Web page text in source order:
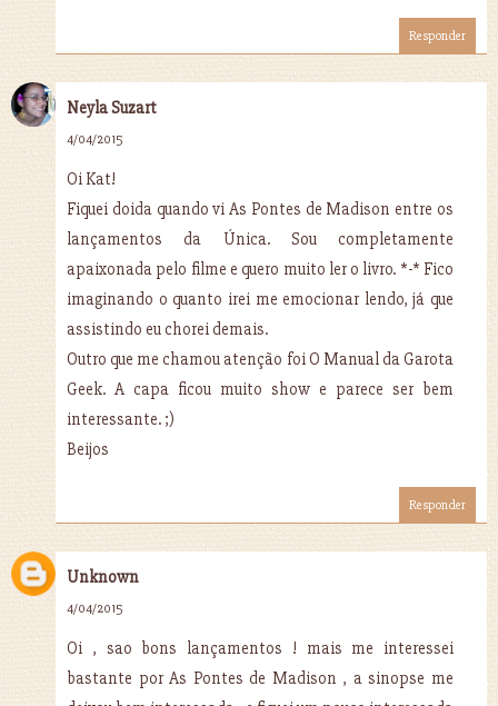
Responder
Neyla Suzart
4/04/2015
Oi Kat!
Fiquei doida quando vi As Pontes de Madison entre os
lançamentos da Única. Sou completamente
apaixonada pelo filme e quero muito ler o livro. *-* Fico
imaginando o quanto irei me emocionar lendo, já que
assistindo eu chorei demais.
Outro que me chamou atenção foi O Manual da Garota
Geek. A capa ficou muito show e parece ser bem
interessante. ;)
Beijos
Responder
Unknown
4/04/2015
Oi , sao bons lançamentos ! mais me interessei
bastante por As Pontes de Madison , a sinopse me